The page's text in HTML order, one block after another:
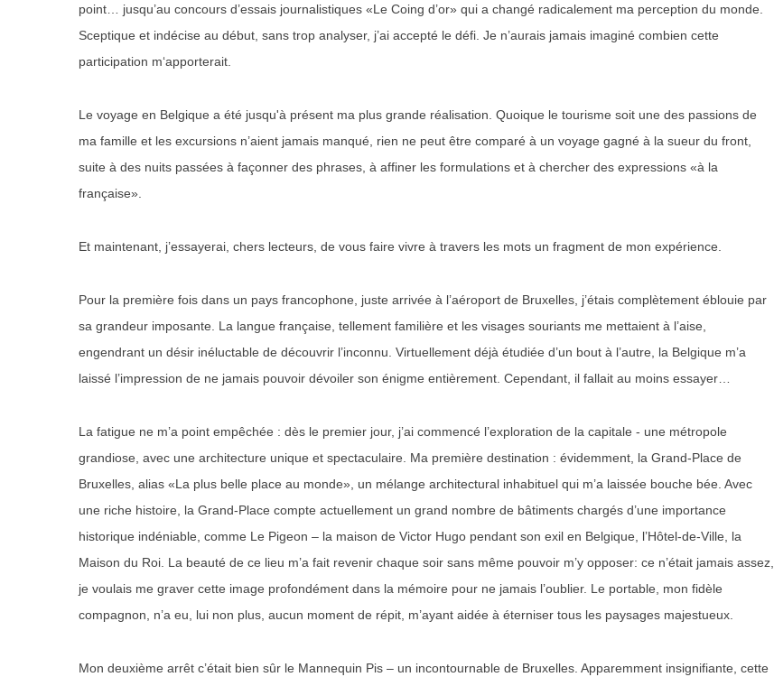
point… jusqu’au concours d’essais journalistiques «Le Coing d’or» qui a changé radicalement ma perception du monde.
Sceptique et indécise au début, sans trop analyser, j’ai accepté le défi. Je n’aurais jamais imaginé combien cette
participation m‘apporterait.
Le voyage en Belgique a été jusqu'à présent ma plus grande réalisation. Quoique le tourisme soit une des passions de
ma famille et les excursions n’aient jamais manqué, rien ne peut être comparé à un voyage gagné à la sueur du front,
suite à des nuits passées à façonner des phrases, à affiner les formulations et à chercher des expressions «à la
française».
Et maintenant, j’essayerai, chers lecteurs, de vous faire vivre à travers les mots un fragment de mon expérience.
Pour la première fois dans un pays francophone, juste arrivée à l’aéroport de Bruxelles, j’étais complètement éblouie par
sa grandeur imposante. La langue française, tellement familière et les visages souriants me mettaient à l’aise,
engendrant un désir inéluctable de découvrir l’inconnu. Virtuellement déjà étudiée d’un bout à l’autre, la Belgique m’a
laissé l’impression de ne jamais pouvoir dévoiler son énigme entièrement. Cependant, il fallait au moins essayer…
La fatigue ne m’a point empêchée : dès le premier jour, j’ai commencé l’exploration de la capitale - une métropole
grandiose, avec une architecture unique et spectaculaire. Ma première destination : évidemment, la Grand-Place de
Bruxelles, alias «La plus belle place au monde», un mélange architectural inhabituel qui m’a laissée bouche bée. Avec
une riche histoire, la Grand-Place compte actuellement un grand nombre de bâtiments chargés d’une importance
historique indéniable, comme Le Pigeon – la maison de Victor Hugo pendant son exil en Belgique, l’Hôtel-de-Ville, la
Maison du Roi. La beauté de ce lieu m’a fait revenir chaque soir sans même pouvoir m’y opposer: ce n’était jamais assez,
je voulais me graver cette image profondément dans la mémoire pour ne jamais l’oublier. Le portable, mon fidèle
compagnon, n’a eu, lui non plus, aucun moment de répit, m’ayant aidée à éterniser tous les paysages majestueux.
Mon deuxième arrêt c’était bien sûr le Mannequin Pis – un incontournable de Bruxelles. Apparemment insignifiante, cette